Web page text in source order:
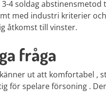
3-4 soldag abstinensmetod
med industri kriterier och
åtkomst till vinster.
fråga
ut att komfortabel ,
för spelare försoning .